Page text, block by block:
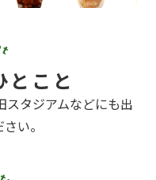
とこと
スタジアムなどにも出
い。